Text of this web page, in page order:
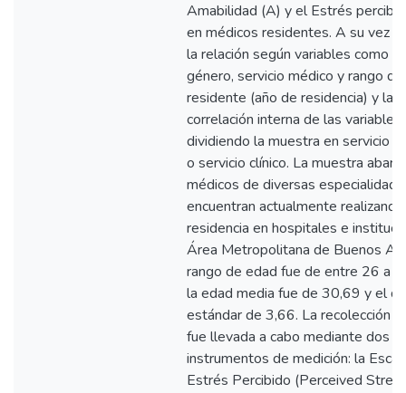
Amabilidad (A) y el Estrés
en médicos residentes. A su vez
la relación según variables como
género, servicio médico y rango de
residente (año de residencia) y la
correlación interna de las variables
dividiendo la muestra en servicio
o servicio clínico. La muestra
médicos de diversas
encuentran actualmente
residencia en hospitales e
Área Metropolitana de Buenos
rango de edad fue de entre 26 a
la edad media fue de 30,69 y el
estándar de 3,66. La recolección
fue llevada a cabo mediante dos
instrumentos de medición: la
Estrés Percibido (Perceived